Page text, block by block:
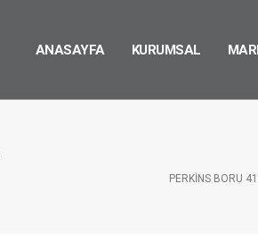
ANASAYFA KURUMSAL
PERKINS BORU